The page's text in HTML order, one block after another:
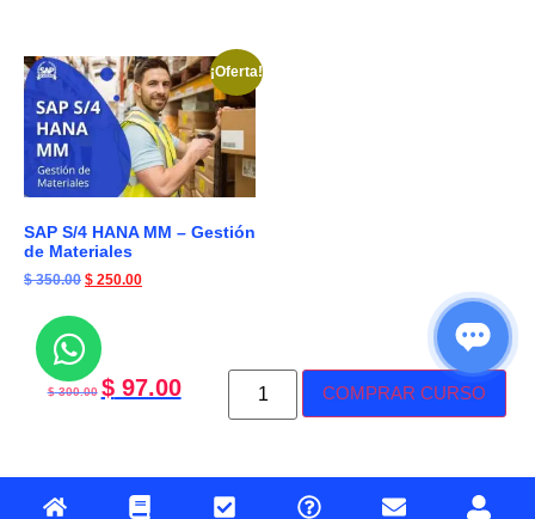
¡Oferta!
SAP S/4 HANA MM – Gestión
de Materiales
$350.00 $ 250.00
Implementación
$300.00
$300.00 $97.00 COMPRAR CURSO